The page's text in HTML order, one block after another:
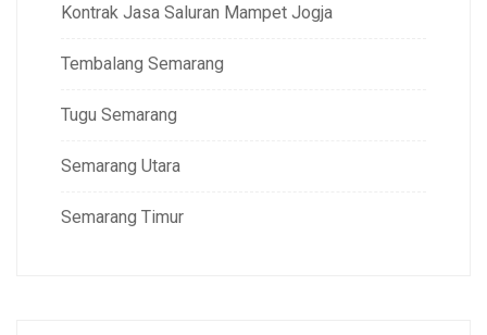
Kontrak Jasa Saluran Mampet Jogja
Tembalang Semarang
Tugu Semarang
Semarang Utara
Semarang Timur